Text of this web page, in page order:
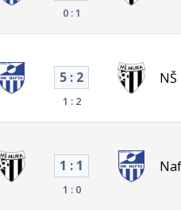
0 : 1
5 : 2
1 : 2
1 : 1
1 : 0